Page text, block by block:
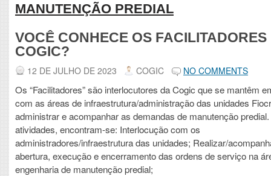
MANUTENÇÃO PREDIAL
VOCÊ CONHECE OS FACILITADORES
COGIC?
12 DE JULHO DE 2023 COGIC NO COMMENTS
Os “Facilitadores” são interlocutores da Cogic que se mantêm
com as áreas de infraestrutura/administração das unidades
administrar e acompanhar as demandas de manutenção
atividades, encontram-se: Interlocução com os
administradores/infraestrutura das unidades; Realizar/
abertura, execução e encerramento das ordens de serviço na
engenharia de manutenção predial;